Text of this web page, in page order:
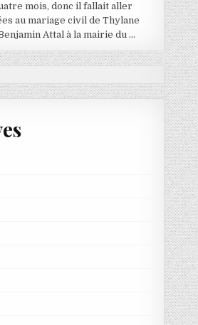
mois, donc il fallait aller
au mariage civil de Thylane
Attal à la mairie du …